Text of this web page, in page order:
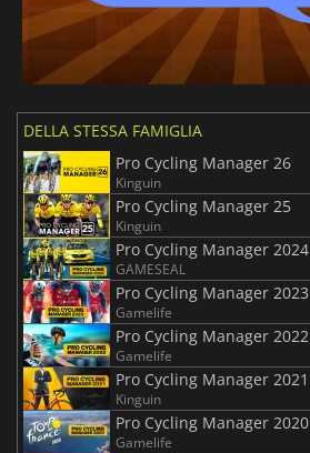
DELLA STESSA FAMIGLIA
Pro Cycling Manager 26
Kinguin
Pro Cycling Manager 25
Kinguin
Pro Cycling Manager 2024
GAMESEAL
Pro Cycling Manager 2023
Gamelife
Pro Cycling Manager 2022
Gamelife
Pro Cycling Manager 2021
Kinguin
Pro Cycling Manager 2020
Gamelife